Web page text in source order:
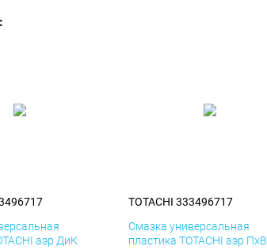
аэр ДиК
TOTACHI 333496717
Смазка универсальная
пластика TOTACHI аэр ПхВ